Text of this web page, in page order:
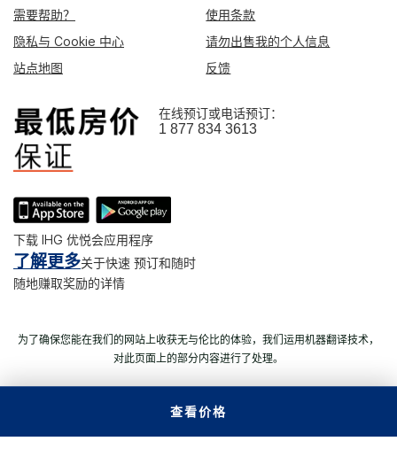
查看价格
需要帮助？
使用条款
隐私与 Cookie 中心
请勿出售我的个人信息
站点地图
反馈
在线预订或电话预订：
1 877 834 3613
下载 IHG 优悦会应用程序
了解更多关于快速 预订和随时
随地赚取奖励的详情
为了确保您能在我们的网站上收获无与伦比的体验，我们运用机器翻译技术，
对此页面上的部分内容进行了处理。
© 2026 洲际酒店集团。 版权所有。 多数酒店为独立产权及独立经
营。沪ICP备09027645号-1 沪公网安备31011502008060号